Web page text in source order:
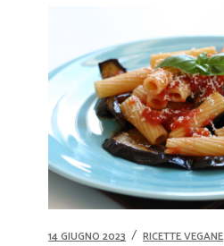
14 GIUGNO 2023 RICETTE VEGANE